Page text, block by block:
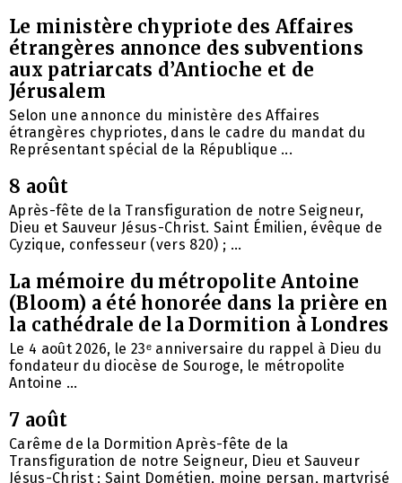
Le ministère chypriote des Affaires
étrangères annonce des subventions
aux patriarcats d’Antioche et de
Jérusalem
Selon une annonce du ministère des Affaires
étrangères chypriotes, dans le cadre du mandat du
Représentant spécial de la République ...
8 août
Après-fête de la Transfiguration de notre Seigneur,
Dieu et Sauveur Jésus-Christ. Saint Émilien, évêque de
Cyzique, confesseur (vers 820) ; ...
La mémoire du métropolite Antoine
(Bloom) a été honorée dans la prière en
la cathédrale de la Dormition à Londres
Le 4 août 2026, le 23ᵉ anniversaire du rappel à Dieu du
fondateur du diocèse de Souroge, le métropolite
Antoine ...
7 août
Carême de la Dormition Après-fête de la
Transfiguration de notre Seigneur, Dieu et Sauveur
Jésus-Christ ; Saint Dométien, moine persan, martyrisé